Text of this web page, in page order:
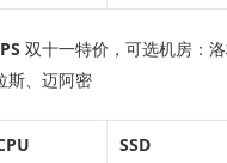
双十一特价，可选机房：洛
斯、迈阿密
SSD